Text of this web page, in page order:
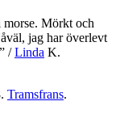
morse. Mörkt och
jag har överlevt
/Linda K.
Tramsfrans.